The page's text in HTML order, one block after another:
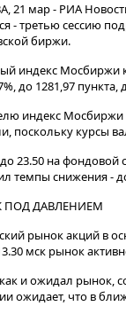
21 мар - РИА
- третью сессию
биржи.
индекс Мосбиржи
до 1281,97
индекс Мосбиржи
поскольку курсы
23.50 на фондовой
темпы снижения -
ПОД ДАВЛЕНИЕМ
рынок акций в
мск рынок
и ожидал рынок,
ожидает, что в